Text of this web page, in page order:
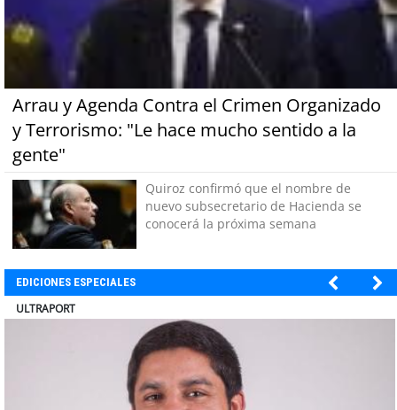
Arrau y Agenda Contra el Crimen Organizado
y Terrorismo: "Le hace mucho sentido a la
gente"
Quiroz confirmó que el nombre de
nuevo subsecretario de Hacienda se
conocerá la próxima semana
EDICIONES ESPECIALES
BANCO DE CHILE